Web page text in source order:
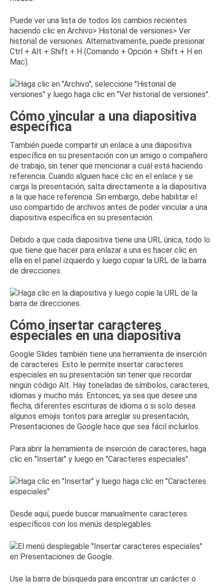
Puede ver una lista de todos los cambios recientes
haciendo clic en Archivo> Historial de versiones> Ver
historial de versiones. Alternativamente, puede presionar
Ctrl + Alt + Shift + H (Comando + Opción + Shift + H en
Mac).
Cómo vincular a una diapositiva
específica
También puede compartir un enlace a una diapositiva
específica en su presentación con un amigo o compañero
de trabajo, sin tener que mencionar a cuál está haciendo
referencia. Cuando alguien hace clic en el enlace y se
carga la presentación, salta directamente a la diapositiva
a la que hace referencia. Sin embargo, debe habilitar el
uso compartido de archivos antes de poder vincular a una
diapositiva específica en su presentación.
Debido a que cada diapositiva tiene una URL única, todo lo
que tiene que hacer para enlazar a una es hacer clic en
ella en el panel izquierdo y luego copiar la URL de la barra
de direcciones.
Cómo insertar caracteres
especiales en una diapositiva
Google Slides también tiene una herramienta de inserción
de caracteres. Esto le permite insertar caracteres
especiales en su presentación sin tener que recordar
ningún código Alt. Hay toneladas de símbolos, caracteres,
idiomas y mucho más. Entonces, ya sea que desee una
flecha, diferentes escrituras de idioma o si solo desea
algunos emojis tontos para arreglar su presentación,
Presentaciones de Google hace que sea fácil incluirlos.
Para abrir la herramienta de inserción de caracteres, haga
clic en "Insertar" y luego en "Caracteres especiales".
Desde aquí, puede buscar manualmente caracteres
específicos con los menús desplegables.
Use la barra de búsqueda para encontrar un carácter o